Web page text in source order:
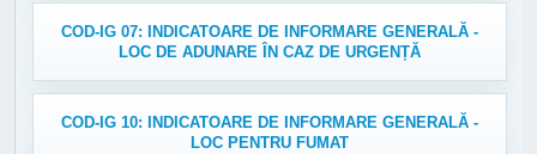
COD-IG 07: INDICATOARE DE INFORMARE GENERALĂ -
LOC DE ADUNARE ÎN CAZ DE URGENȚĂ
COD-IG 10: INDICATOARE DE INFORMARE GENERALĂ -
LOC PENTRU FUMAT